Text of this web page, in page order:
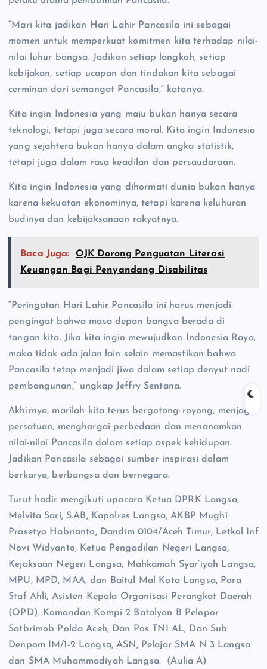
“Mari kita jadikan Hari Lahir Pancasila ini sebagai
momen untuk memperkuat komitmen kita terhadap nilai-
nilai luhur bangsa. Jadikan setiap langkah, setiap
kebijakan, setiap ucapan dan tindakan kita sebagai
cerminan dari semangat Pancasila,” katanya.
Kita ingin Indonesia yang maju bukan hanya secara
teknologi, tetapi juga secara moral. Kita ingin Indonesia
yang sejahtera bukan hanya dalam angka statistik,
tetapi juga dalam rasa keadilan dan persaudaraan.
Kita ingin Indonesia yang dihormati dunia bukan hanya
karena kekuatan ekonominya, tetapi karena keluhuran
budinya dan kebijaksanaan rakyatnya.
Baca Juga:
OJK Dorong Penguatan Literasi
Keuangan Bagi Penyandang Disabilitas
“Peringatan Hari Lahir Pancasila ini harus menjadi
pengingat bahwa masa depan bangsa berada di
tangan kita. Jika kita ingin mewujudkan Indonesia Raya,
maka tidak ada jalan lain selain memastikan bahwa
Pancasila tetap menjadi jiwa dalam setiap denyut nadi
pembangunan,” ungkap Jeffry Sentana.
Akhirnya, marilah kita terus bergotong-royong, menjaga
persatuan, menghargai perbedaan dan menanamkan
nilai-nilai Pancasila dalam setiap aspek kehidupan.
Jadikan Pancasila sebagai sumber inspirasi dalam
berkarya, berbangsa dan bernegara.
Turut hadir mengikuti upacara Ketua DPRK Langsa,
Melvita Sari, S.AB, Kapolres Langsa, AKBP Mughi
Prasetyo Habrianto, Dandim 0104/Aceh Timur, Letkol Inf
Novi Widyanto, Ketua Pengadilan Negeri Langsa,
Kejaksaan Negeri Langsa, Mahkamah Syar’iyah Langsa,
MPU, MPD, MAA, dan Baitul Mal Kota Langsa, Para
Staf Ahli, Asisten Kepala Organisasi Perangkat Daerah
(OPD), Komandan Kompi 2 Batalyon B Pelopor
Satbrimob Polda Aceh, Dan Pos TNI AL, Dan Sub
Denpom IM/1-2 Langsa, ASN, Pelajar SMA N 3 Langsa
dan SMA Muhammadiyah Langsa. (Aulia A)